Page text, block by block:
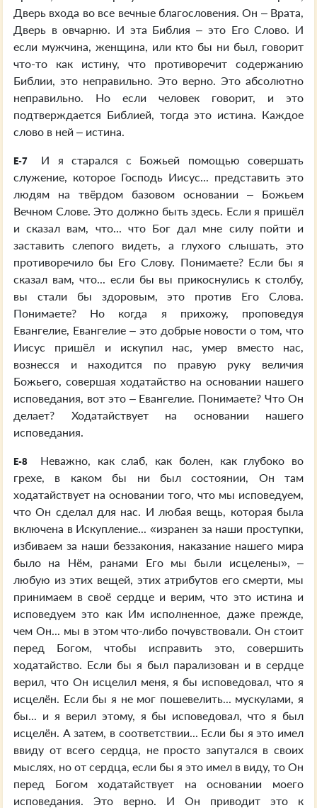
Дверь входа во все вечные благословения. Он – Врата,
Дверь в овчарню. И эта Библия – это Его Слово. И
если мужчина, женщина, или кто бы ни был, говорит
что-то как истину, что противоречит содержанию
Библии, это неправильно. Это верно. Это абсолютно
неправильно. Но если человек говорит, и это
подтверждается Библией, тогда это истина. Каждое
слово в ней – истина.
E-7
И я старался с Божьей помощью совершать
служение, которое Господь Иисус... представить это
людям на твёрдом базовом основании – Божьем
Вечном Слове. Это должно быть здесь. Если я пришёл
и сказал вам, что... что Бог дал мне силу пойти и
заставить слепого видеть, а глухого слышать, это
противоречило бы Его Слову. Понимаете? Если бы я
сказал вам, что... если бы вы прикоснулись к столбу,
вы стали бы здоровым, это против Его Слова.
Понимаете? Но когда я прихожу, проповедуя
Евангелие, Евангелие – это добрые новости о том, что
Иисус пришёл и искупил нас, умер вместо нас,
вознесся и находится по правую руку величия
Божьего, совершая ходатайство на основании нашего
исповедания, вот это – Евангелие. Понимаете? Что Он
делает? Ходатайствует на основании нашего
исповедания.
E-8
Неважно, как слаб, как болен, как глубоко во
грехе, в каком бы ни был состоянии, Он там
ходатайствует на основании того, что мы исповедуем,
что Он сделал для нас. И любая вещь, которая была
включена в Искупление... «изранен за наши проступки,
избиваем за наши беззакония, наказание нашего мира
было на Нём, ранами Его мы были исцелены», –
любую из этих вещей, этих атрибутов его смерти, мы
принимаем в своё сердце и верим, что это истина и
исповедуем это как Им исполненное, даже прежде,
чем Он... мы в этом что-либо почувствовали. Он стоит
перед Богом, чтобы исправить это, совершить
ходатайство. Если бы я был парализован и в сердце
верил, что Он исцелил меня, я бы исповедовал, что я
исцелён. Если бы я не мог пошевелить... мускулами, я
бы... и я верил этому, я бы исповедовал, что я был
исцелён. А затем, в соответствии... Если бы я это имел
ввиду от всего сердца, не просто запутался в своих
мыслях, но от сердца, если бы я это имел в виду, то Он
перед Богом ходатайствует на основании моего
исповедания. Это верно. И Он приводит это к